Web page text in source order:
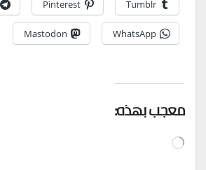
Tumblr
Pinterest
WhatsApp
Mastodon
معجب بهذه:
جاري